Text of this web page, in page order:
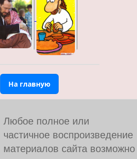
На главную
Любое полное или
частичное воспроизведение
материалов сайта возможно